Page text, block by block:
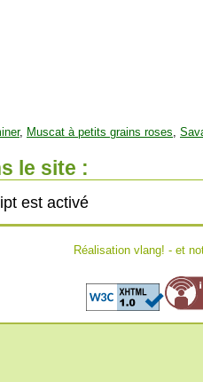
, Muscat à petits grains roses,
le site :
est activé
Réalisation vlang! - et